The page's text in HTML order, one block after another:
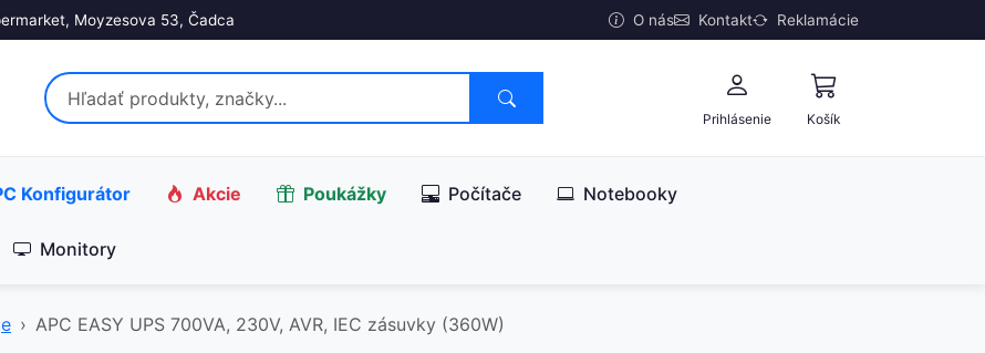
Moyzesova 53, Čadca O nás Kontakt Reklamácie
Prihlásenie Košík
Konfigurátor Akcie Poukážky Počítače Notebooky
Monitory
APC EASY UPS 700VA, 230V, AVR, IEC zásuvky (360W)